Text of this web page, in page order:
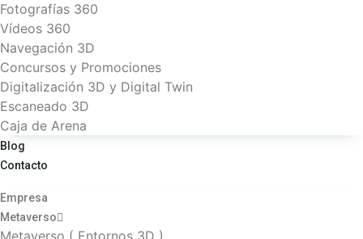
Fotografías 360
Vídeos 360
Navegación 3D
Concursos y Promociones
Digitalización 3D y Digital Twin
Escaneado 3D
Caja de Arena
Blog
Contacto
Empresa
Metaverso
Metaverso ( Entornos 3D )